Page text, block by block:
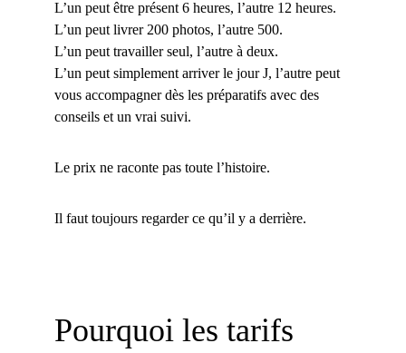
L’un peut être présent 6 heures, l’autre 12 heures.
L’un peut livrer 200 photos, l’autre 500.
L’un peut travailler seul, l’autre à deux.
L’un peut simplement arriver le jour J, l’autre peut
vous accompagner dès les préparatifs avec des
conseils et un vrai suivi.
Le prix ne raconte pas toute l’histoire.
Il faut toujours regarder ce qu’il y a derrière.
Pourquoi les tarifs